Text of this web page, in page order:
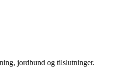
jordbund og tilslutninger.